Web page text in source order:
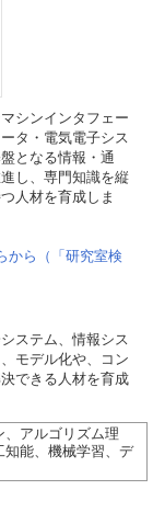
シンインタフェー
タ・電気電子シス
となる情報・通
し、専門知識を縦
人材を育成しま
から（「研究室検
ステム、情報シス
モデル化や、コン
できる人材を育成
、アルゴリズム理
知能、機械学習、デ